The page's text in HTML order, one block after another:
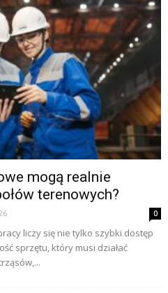
mogą realnie
terenowych?
0
liczy się nie tylko szybki dostęp
sprzętu, który musi działać